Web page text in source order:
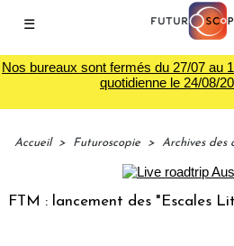
☰
Nos bureaux sont fermés du 27/07 au
quotidienne le 24/08/
Accueil > Futuroscopie > Archives des
: lancement des "Escales